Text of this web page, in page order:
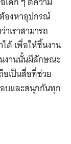
องหาอุปกรณ์
เราสามารถ
ด้ เพื่อให้ชิ้นงาน
งานนั้นมีลักษณะ
อเป็นสื่อที่ช่วย
อบและสนุกกันทุก